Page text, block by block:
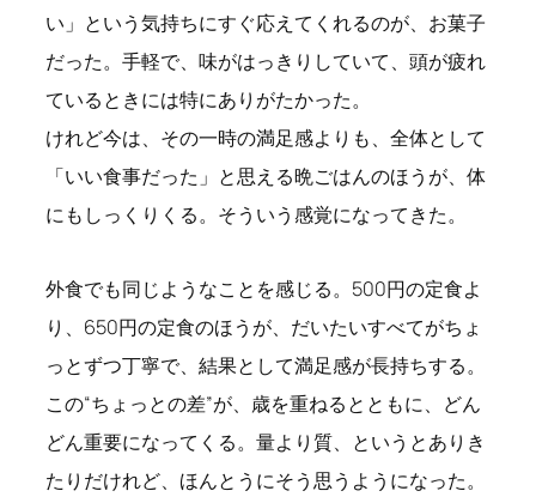
い」という気持ちにすぐ応えてくれるのが、お菓子
だった。手軽で、味がはっきりしていて、頭が疲れ
ているときには特にありがたかった。
けれど今は、その一時の満足感よりも、全体として
「いい食事だった」と思える晩ごはんのほうが、体
にもしっくりくる。そういう感覚になってきた。
外食でも同じようなことを感じる。500円の定食よ
り、650円の定食のほうが、だいたいすべてがちょ
っとずつ丁寧で、結果として満足感が長持ちする。
この“ちょっとの差”が、歳を重ねるとともに、どん
どん重要になってくる。量より質、というとありき
たりだけれど、ほんとうにそう思うようになった。